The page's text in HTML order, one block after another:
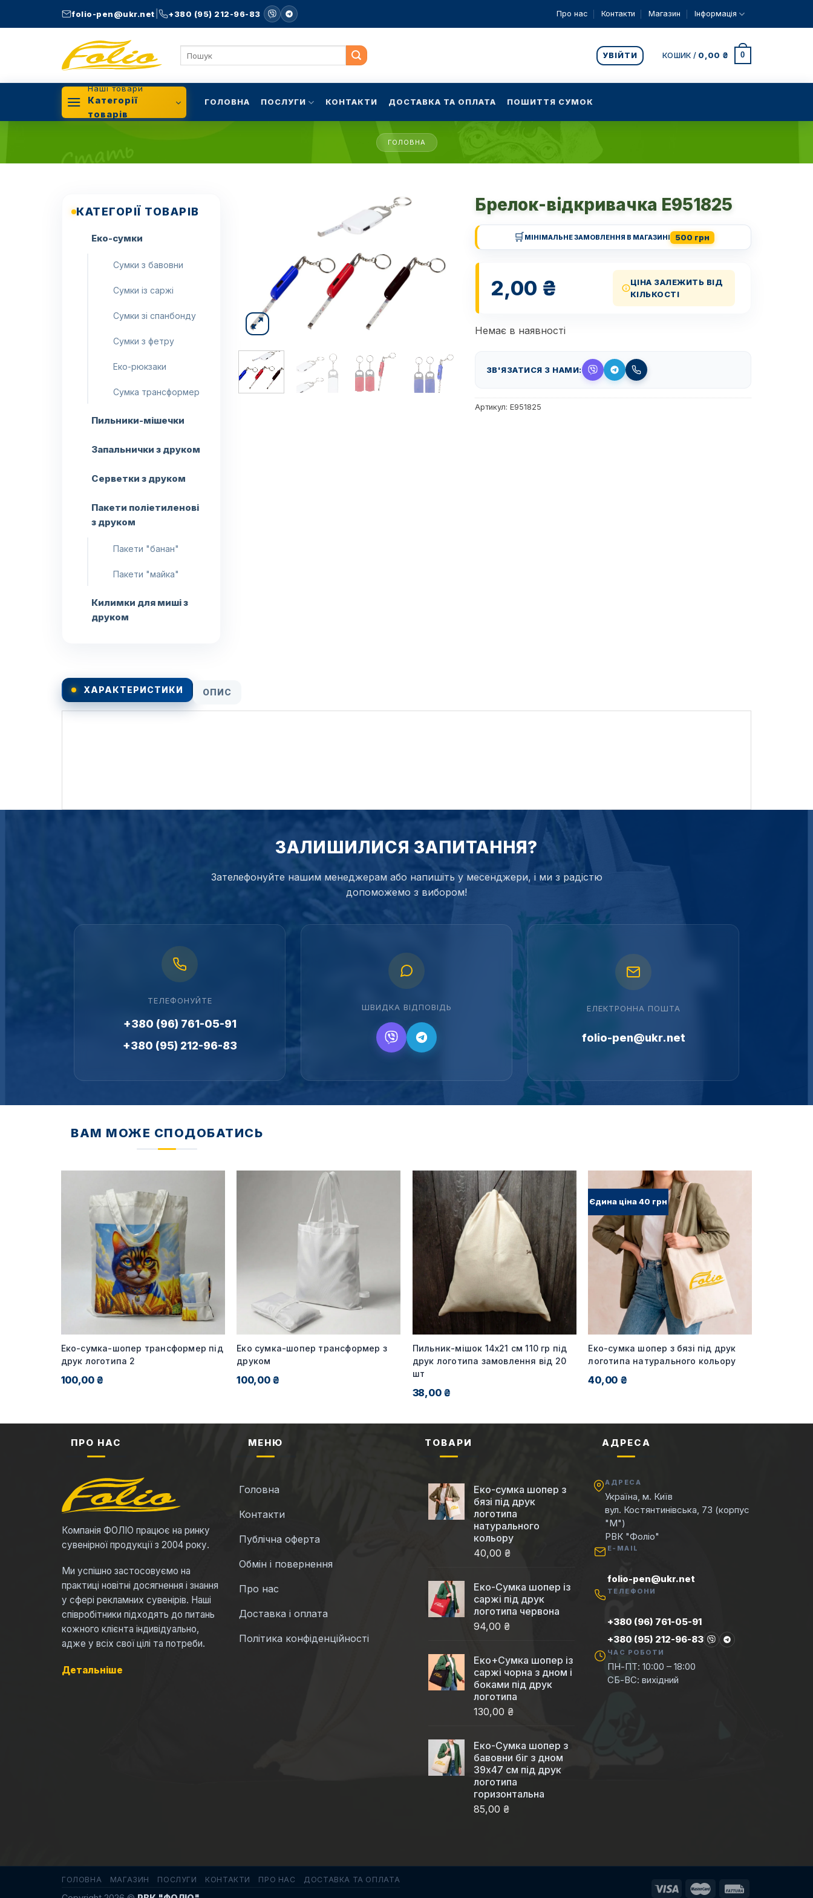
folio-pen@ukr.net +380 (95) 212-96-83 Про нас Контакти Магазин Інформація
УВІЙТИ КОШИК / 0,00 ₴ 0
Наші товари
Категорії
товарів
ГОЛОВНА ПОСЛУГИ КОНТАКТИ ДОСТАВКА ТА ОПЛАТА ПОШИТТЯ СУМОК
ГОЛОВНА
КАТЕГОРІЇ ТОВАРІВ
Еко-сумки
Сумки з бавовни
Сумки із саржі
Сумки зі спанбонду
Сумки з фетру
Еко-рюкзаки
Сумка трансформер
Пильники-мішечки
Запальнички з друком
Серветки з друком
Пакети поліетиленові
з друком
Пакети "банан"
Пакети "майка"
Килимки для миші з
друком
Брелок-відкривачка E951825
🛒МІНІМАЛЬНЕ ЗАМОВЛЕННЯ В МАГАЗИНІ 500 грн
2,00 ₴
ЦІНА ЗАЛЕЖИТЬ ВІД
КІЛЬКОСТІ
Немає в наявності
ЗВ'ЯЗАТИСЯ З НАМИ:
Артикул: E951825
ХАРАКТЕРИСТИКИ ОПИС
ЗАЛИШИЛИСЯ ЗАПИТАННЯ?
Зателефонуйте нашим менеджерам або напишіть у месенджери, і ми з радістю
допоможемо з вибором!
ТЕЛЕФОНУЙТЕ
+380 (96) 761-05-91
+380 (95) 212-96-83
ШВИДКА ВІДПОВІДЬ ЕЛЕКТРОННА ПОШТА
folio-pen@ukr.net
ВАМ МОЖЕ СПОДОБАТИСЬ
Еко-сумка-шопер трансформер під
друк логотипа 2
100,00 ₴
Еко сумка-шопер трансформер з
друком
100,00 ₴
Пильник-мішок 14х21 см 110 гр під
друк логотипа замовлення від 20
шт
38,00 ₴
Єдина ціна 40 грн
Еко-сумка шопер з бязі під друк
логотипа натурального кольору
40,00 ₴
ПРО НАС
Компанія ФОЛІО працює на ринку
сувенірної продукції з 2004 року.
Ми успішно застосовуємо на
практиці новітні досягнення і знання
у сфері рекламних сувенірів. Наші
співробітники підходять до питань
кожного клієнта індивідуально,
адже у всіх свої цілі та потреби.
Детальніше
МЕНЮ
Головна
Контакти
Публічна оферта
Обмін і повернення
Про нас
Доставка і оплата
Політика конфіденційності
ТОВАРИ
Еко-сумка шопер з
бязі під друк
логотипа
натурального
кольору
40,00 ₴
Еко-Cумка шопер із
саржі під друк
логотипа червона
94,00 ₴
Еко+Сумка шопер із
саржі чорна з дном і
боками під друк
логотипа
130,00 ₴
Еко-Сумка шопер з
бавовни біг з дном
39x47 см під друк
логотипа
горизонтальна
85,00 ₴
АДРЕСА
АДРЕСА
Україна, м. Київ
вул. Костянтинівська, 73 (корпус
"М")
РВК "Фоліо"
E-MAIL
folio-pen@ukr.net
ТЕЛЕФОНИ
+380 (96) 761-05-91
+380 (95) 212-96-83
ЧАС РОБОТИ
ПН-ПТ: 10:00 – 18:00
СБ-ВС: вихідний
ГОЛОВНА МАГАЗИН ПОСЛУГИ КОНТАКТИ ПРО НАС ДОСТАВКА ТА ОПЛАТА